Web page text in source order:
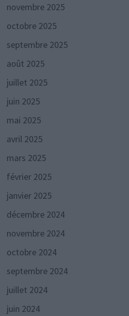
novembre 2025
octobre 2025
septembre 2025
août 2025
juillet 2025
juin 2025
mai 2025
avril 2025
mars 2025
février 2025
janvier 2025
décembre 2024
novembre 2024
octobre 2024
septembre 2024
juillet 2024
juin 2024